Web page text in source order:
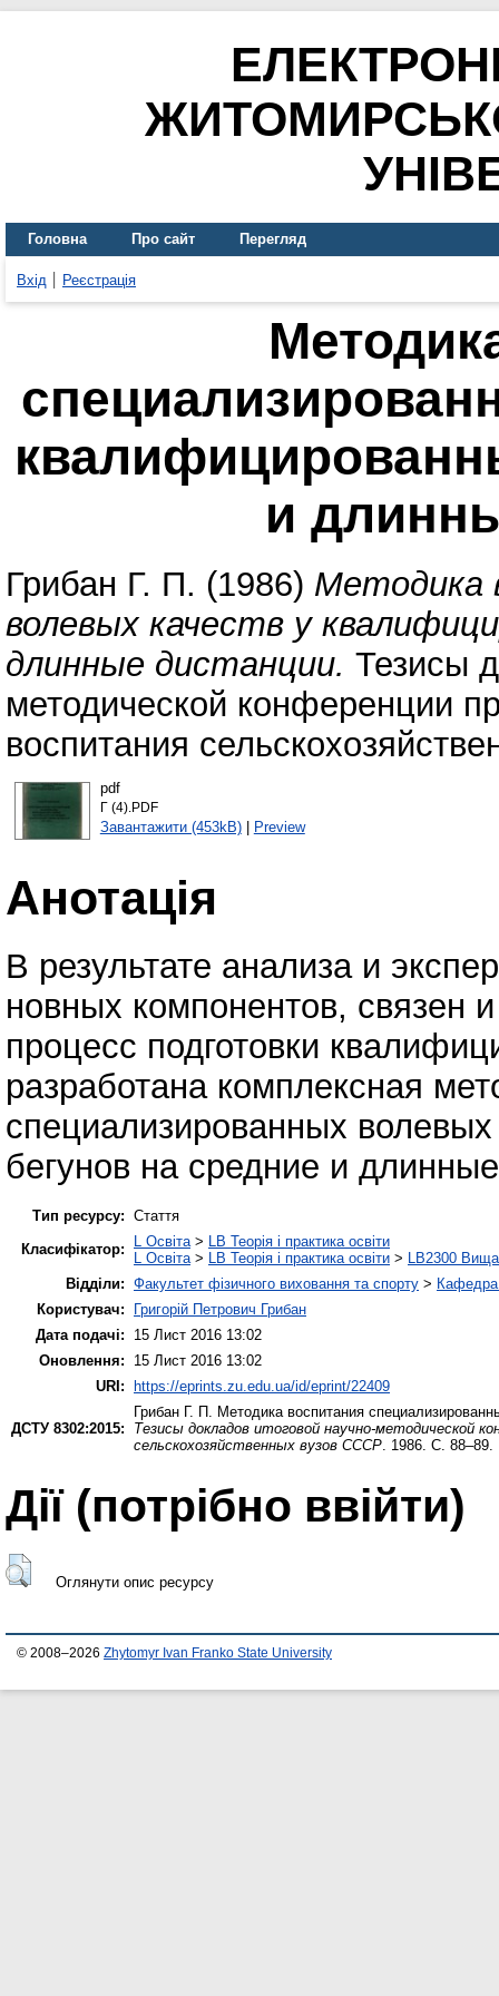
Головна Про сайт Перегляд
Вхід Реєстрація
и
Грибан Г. П. (1986) Методика
волевых качеств у
длинные дистанции. Тезисы
методической конференции
воспитания
pdf
Г (4).PDF
Завантажити (453kB)| Preview
Анотація
В результате анализа и
новных компонентов, связен
процесс подготовки
разработана комплексная
специализированных
бегунов на средние и
Тип ресурсу: Стаття
Класифікатор:
L Освіта > LB Теорія і практика освіти
L Освіта > LB Теорія і практика освіти > LB2300 Вища
Відділи: Факультет фізичного виховання та спорту > Кафедра
Користувач:
Григорій Петрович Грибан
Дата подачі:
15 Лист 2016 13:02
Оновлення:
15 Лист 2016 13:02
URI: https://eprints.zu.edu.ua/id/eprint/22409
ДСТУ 8302:2015:
Грибан Г. П. Методика воспитания
Тезисы докладов итоговой научно-методической
сельскохозяйственных вузов СССР . 1986. С. 88–89.
Дії ​​(потрібно ввійти)
Оглянути опис ресурсу
© 2008–2026 Zhytomyr Ivan Franko State University